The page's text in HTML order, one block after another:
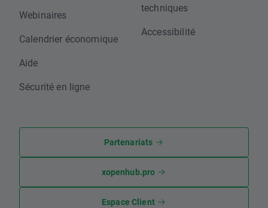
Webinaires
Calendrier économique
Aide
Sécurité en ligne
techniques
Accessibilité
Partenariats
xopenhub.pro
Espace Client